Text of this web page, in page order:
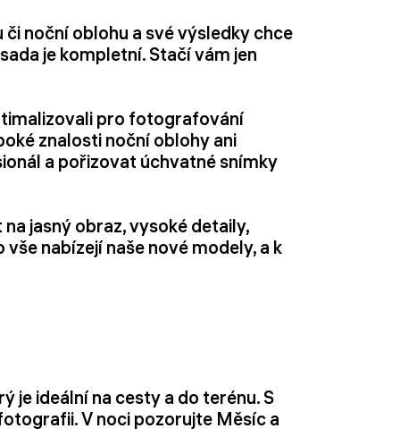
noční oblohu a své výsledky chce
je kompletní. Stačí vám jen
pro fotografování
znalosti noční oblohy ani
a pořizovat úchvatné snímky
jasný obraz, vysoké detaily,
nabízejí naše nové modely, a k
je ideální na cesty a do terénu. S
V noci pozorujte Měsíc a